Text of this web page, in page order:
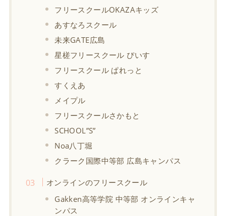
フリースクールOKAZAキッズ
あすなろスクール
未来GATE広島
星槎フリースクール ぴいす
フリースクール ぱれっと
すくえあ
メイプル
フリースクールさかもと
SCHOOL”S”
Noa八丁堀
クラーク国際中等部 広島キャンパス
オンラインのフリースクール
Gakken高等学院 中等部 オンラインキャ
ンパス